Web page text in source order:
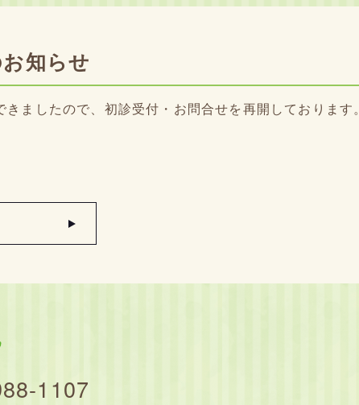
知らせ
ましたので、初診受付・お問合せを再開しております。
1107